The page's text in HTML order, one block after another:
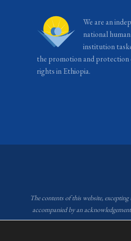
We are an
national
institution
the promotion and protection
rights in Ethiopia.
The contents of this website,
accompanied by an